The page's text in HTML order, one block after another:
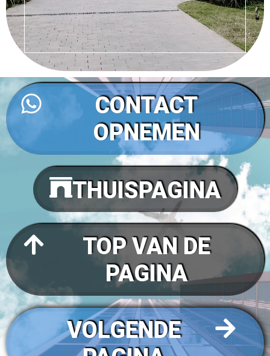
CONTACT
OPNEMEN
THUISPAGINA
TOP VAN DE
PAGINA
VOLGENDE